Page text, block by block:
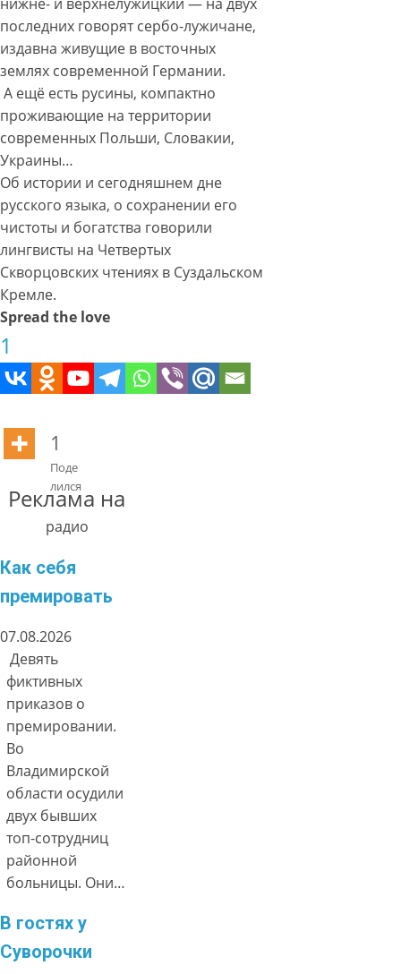
нижне- и верхнелужицкий — на двух
последних говорят сербо-лужичане,
издавна живущие в восточных
землях современной Германии.
А ещё есть русины, компактно
проживающие на территории
современных Польши, Словакии,
Украины…
Об истории и сегодняшнем дне
русского языка, о сохранении его
чистоты и богатства говорили
лингвисты на Четвертых
Скворцовских чтениях в Суздальском
Кремле.
Spread the love
1
1
Поде
лился
Реклама на
радио
Как себя
премировать
07.08.2026
Девять
фиктивных
приказов о
премировании.
Во
Владимирской
области осудили
двух бывших
топ-сотрудниц
районной
больницы. Они…
В гостях у
Суворочки